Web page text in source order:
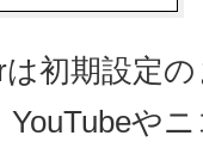
初期設定
や